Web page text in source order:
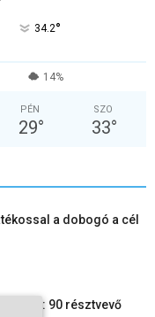
34.2°
14%
PÉN
29°
SZO
33°
a dobogó a cél
tónál: 90 résztvevő